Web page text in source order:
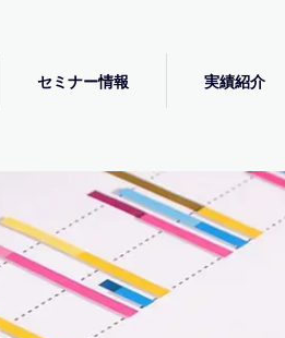
セミナー情報 実績紹介